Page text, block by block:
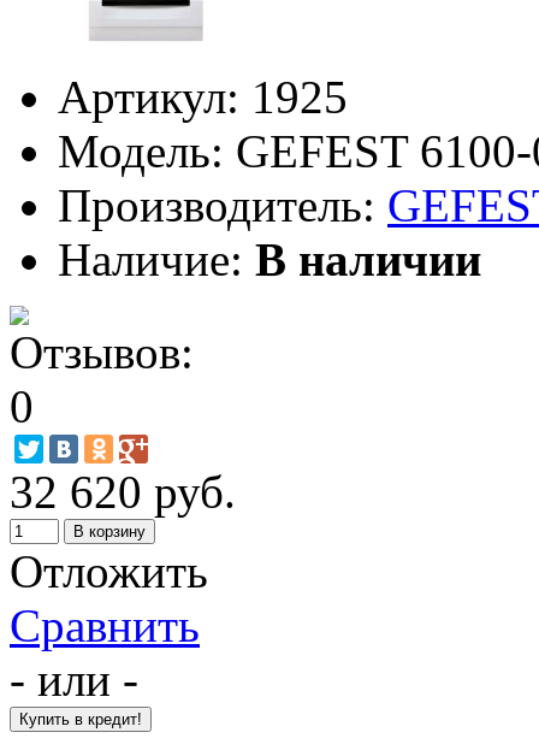
Артикул: 1925
Модель: GEFEST
Производитель:
Наличие: В наличии
32 620 руб.
Отложить
Сравнить
- или -